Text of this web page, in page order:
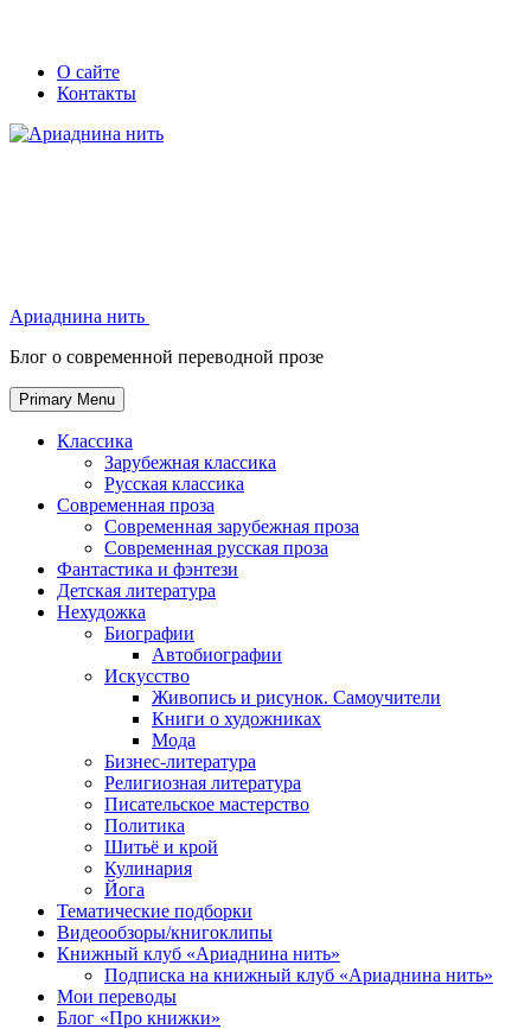
Skip
Secondary
left
navigation
Secondary
right
navigation
О сайте
Контакты
Ариаднина нить
Блог о современной переводной прозе
Primary Menu
Классика
Зарубежная классика
Русская классика
Современная проза
Современная зарубежная проза
Современная русская проза
Фантастика и фэнтези
Детская литература
Нехудожка
Биографии
Автобиографии
Искусство
Живопись и рисунок. Самоучители
Книги о художниках
Мода
Бизнес-литература
Религиозная литература
Писательское мастерство
Политика
Шитьё и крой
Кулинария
Йога
Тематические подборки
Видеообзоры/книгоклипы
Книжный клуб «Ариаднина нить»
Подписка на книжный клуб «Ариаднина нить»
Мои переводы
Блог «Про книжки»